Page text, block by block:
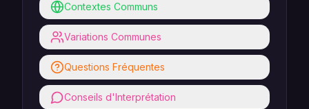
Contextes Communs
Variations Communes
Questions Fréquentes
Conseils d'Interprétation